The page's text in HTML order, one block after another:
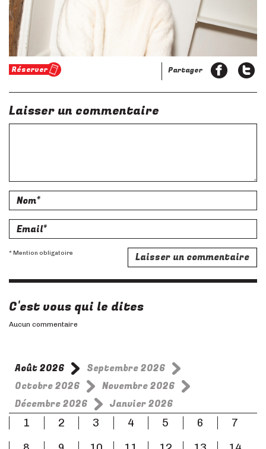
Réserver Partager
Laisser un commentaire
Nom
Email
* Mention obligatoire
C'est vous qui le dites
Aucun commentaire
Août 2026
Septembre 2026
Octobre 2026
Novembre 2026
Décembre 2026
Janvier 2026
1
2 3 4 5 6
7